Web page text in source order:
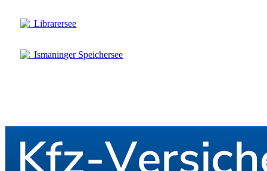
Librarersee
Ismaninger Speichersee